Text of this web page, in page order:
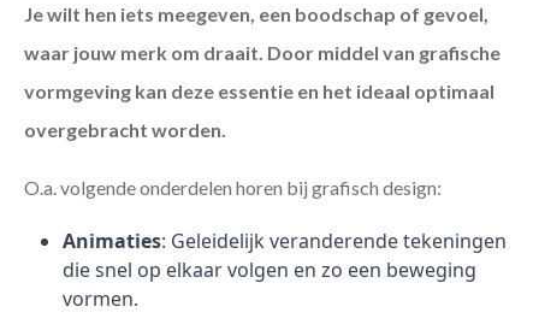
Je wilt hen iets meegeven, een boodschap of gevoel,
waar jouw merk om draait. Door middel van grafische
vormgeving kan deze essentie en het ideaal optimaal
overgebracht worden.
O.a. volgende onderdelen horen bij grafisch design:
Animaties: Geleidelijk veranderende tekeningen
die snel op elkaar volgen en zo een beweging
vormen.